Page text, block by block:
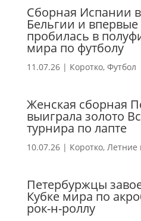
Сборная Испании
Бельгии и впервые
пробилась в
мира по футболу
11.07.26| Коротко, Футбол
Женская сборная
выиграла золото
турнира по лапте
10.07.26| Коротко, Летние
Петербуржцы
Кубке мира по
рок-н-роллу